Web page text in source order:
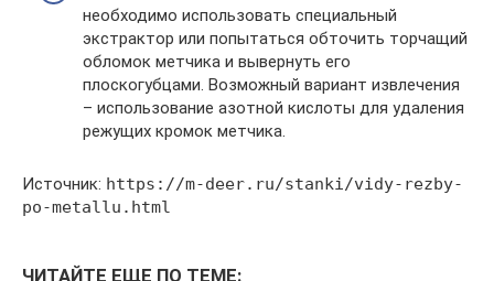
необходимо использовать специальный
экстрактор или попытаться обточить торчащий
обломок метчика и вывернуть его
плоскогубцами. Возможный вариант извлечения
– использование азотной кислоты для удаления
режущих кромок метчика.
Источник: https://m-deer.ru/stanki/vidy-rezby-
po-metallu.html
ЧИТАЙТЕ ЕЩЕ ПО ТЕМЕ: